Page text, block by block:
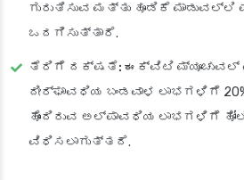
ಗುರುತಿಸುವ ಮತ್ತು ಹೂಡಿಕೆ
ಒದಗಿಸುತ್ತಾರೆ.
ತೆರಿಗೆ ದಕ್ಷತೆ: ಈಕ್ವಿಟಿ ಮ್ಯೂಚುವಲ್
ದೀರ್ಘಾವಧಿಯ ಬಂಡವಾಳ ಲಾಭಗಳಿಗೆ
ಹೊಂದಿರುವ ಅಲ್ಪಾವಧಿಯ ಲಾಭಗಳಿಗೆ
ವಿಧಿಸಲಾಗುತ್ತದೆ.